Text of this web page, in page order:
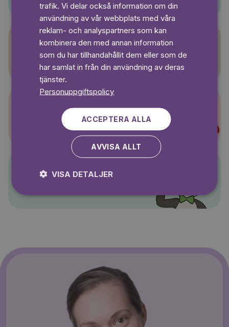
Sagasagor
Super-Charlie
Pelle Svanslös
trafik. Vi delar också information om din
användning av vår webbplats med våra
reklam- och analyspartners som kan
kombinera den med annan information
som du har tillhandahållit dem eller som de
har samlat in från din användning av deras
tjänster.
Personuppgiftspolicy
ACCEPTERA ALLA
AVVISA ALLT
VISA DETALJER